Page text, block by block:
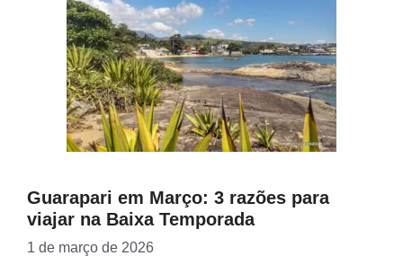
Guarapari em Março: 3 razões para
viajar na Baixa Temporada
1 de março de 2026